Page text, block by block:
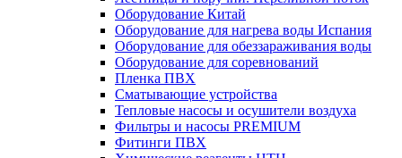
Оборудование Китай
Оборудование для нагрева воды Испания
Оборудование для обеззараживания воды
Оборудование для соревнований
Пленка ПВХ
Сматывающие устройства
Тепловые насосы и осушители воздуха
Фильтры и насосы PREMIUM
Фитинги ПВХ